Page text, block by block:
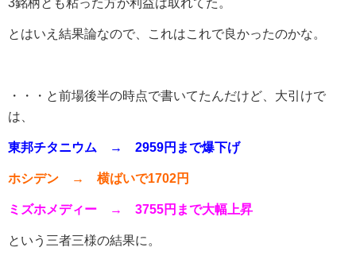
とはいえ結果論なので、これはこれで良かったのかな。
・・・と前場後半の時点で書いてたんだけど、大引けで
は、
東邦チタニウム → 2959円まで爆下げ
ホシデン → 横ばいで1702円
ミズホメディー → 3755円まで大幅上昇
という三者三様の結果に。